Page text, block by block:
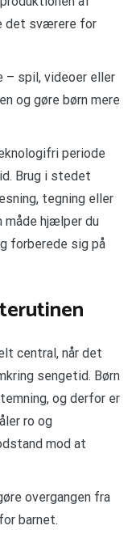
det sværere for
– spil, videoer eller
og gøre børn mere
periode
Brug i stedet
tegning eller
måde hjælper du
forberede sig på
central, når det
sengetid. Børn
og derfor er
ro og
mod at
overgangen fra
barnet.